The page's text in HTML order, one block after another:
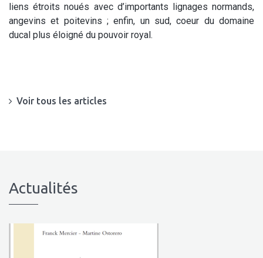
liens étroits noués avec d’importants lignages normands,
angevins et poitevins ; enfin, un sud, coeur du domaine
ducal plus éloigné du pouvoir royal.
Voir tous les articles
Actualités